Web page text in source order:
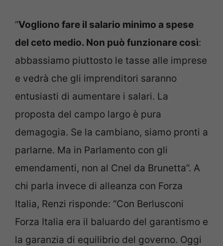
“Vogliono fare il salario minimo a spese
del ceto medio. Non può funzionare così:
abbassiamo piuttosto le tasse alle imprese
e vedrà che gli imprenditori saranno
entusiasti di aumentare i salari. La
proposta del campo largo è pura
demagogia. Se la cambiano, siamo pronti a
parlarne. Ma in Parlamento con gli
emendamenti, non al Cnel da Brunetta”. A
chi parla invece di alleanza con Forza
Italia, Renzi risponde: “Con Berlusconi
Forza Italia era il baluardo del garantismo e
la garanzia di equilibrio del governo. Oggi